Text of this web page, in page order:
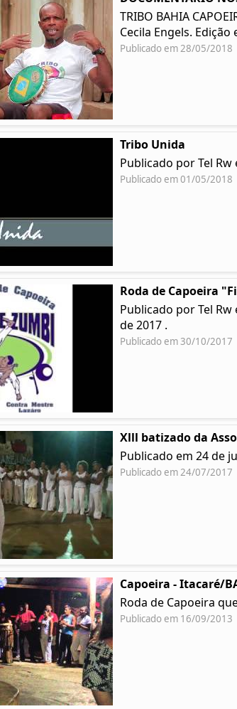
TRIBO BAHIA
Cecila Engels.
Publicado em 28/05/2018
Tribo Unida
Publicado por Tel Rw
Publicado em 01/05/2018
Roda de Capoeira
Publicado por Tel
de 2017 .
Publicado em 30/10/2017
Xlll batizado da
Publicado em 24 de
Publicado em 24/07/2017
Capoeira - Itacaré/
Roda de Capoeira
Publicado em 16/09/2013